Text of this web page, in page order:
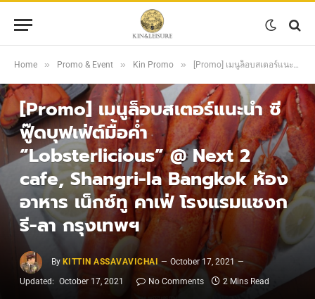
Home » Promo & Event » Kin Promo » [Promo] เมนูล็อบสเตอร์แนะนำ ซีฟู๊ดบุฟเฟ่ต์มื้อค่ำ “Lobsterlicious” @ Next 2 cafe, Shangri-la Bangkok ห้องอาหาร เน็กซ์ทู คาเฟ่ โรงแรมแชงกรี-ลา กรุงเทพฯ
[Promo] เมนูล็อบสเตอร์แนะนำ ซี
ฟู๊ดบุฟเฟ่ต์มื้อค่ำ
“Lobsterlicious” @ Next 2
cafe, Shangri-la Bangkok ห้อง
อาหาร เน็กซ์ทู คาเฟ่ โรงแรมแชงก
รี-ลา กรุงเทพฯ
By KITTIN ASSAVAVICHAI
October 17, 2021
Updated: October 17, 2021 No Comments 2 Mins Read